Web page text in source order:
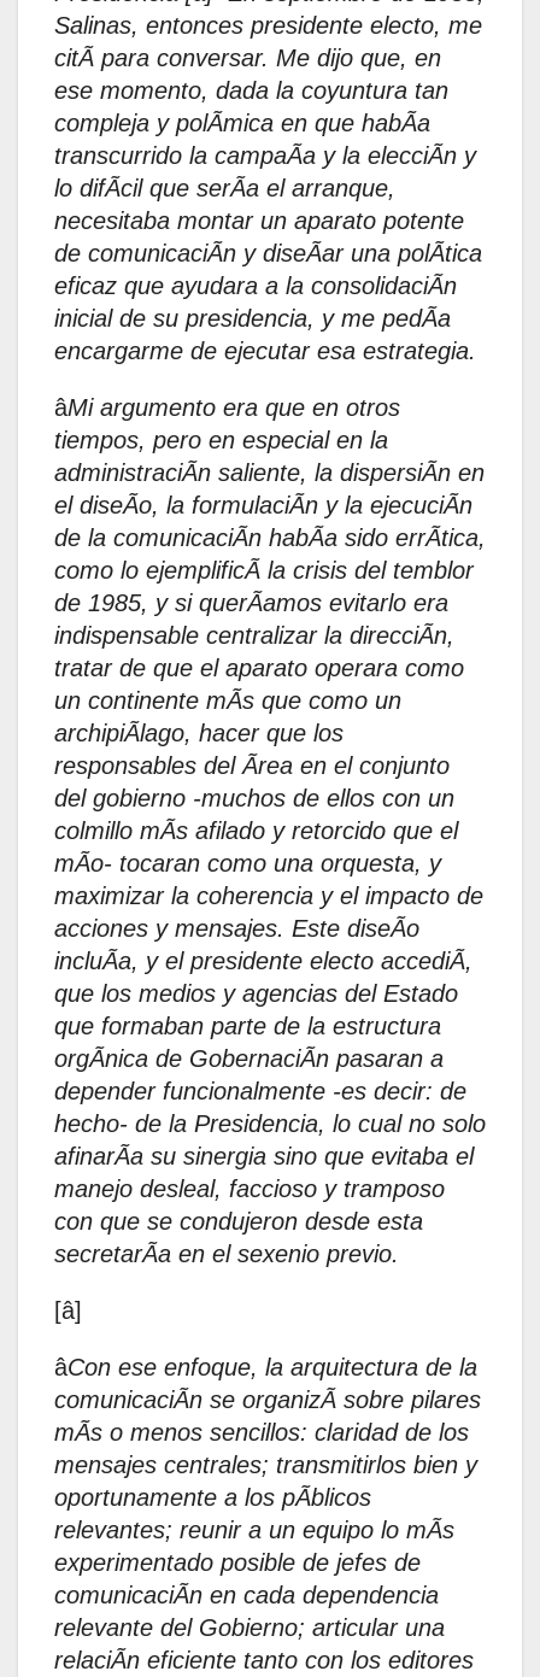
Salinas, entonces presidente electo, me
citÃ para conversar. Me dijo que, en
ese momento, dada la coyuntura tan
compleja y polÃmica en que habÃa
transcurrido la campaÃa y la elecciÃn y
lo difÃcil que serÃa el arranque,
necesitaba montar un aparato potente
de comunicaciÃn y diseÃar una polÃtica
eficaz que ayudara a la consolidaciÃn
inicial de su presidencia, y me pedÃa
encargarme de ejecutar esa estrategia.
âMi argumento era que en otros
tiempos, pero en especial en la
administraciÃn saliente, la dispersiÃn en
el diseÃo, la formulaciÃn y la ejecuciÃn
de la comunicaciÃn habÃa sido errÃtica,
como lo ejemplificÃ la crisis del temblor
de 1985, y si querÃamos evitarlo era
indispensable centralizar la direcciÃn,
tratar de que el aparato operara como
un continente mÃs que como un
archipiÃlago, hacer que los
responsables del Ãrea en el conjunto
del gobierno -muchos de ellos con un
colmillo mÃs afilado y retorcido que el
mÃo- tocaran como una orquesta, y
maximizar la coherencia y el impacto de
acciones y mensajes. Este diseÃo
incluÃa, y el presidente electo accediÃ,
que los medios y agencias del Estado
que formaban parte de la estructura
orgÃnica de GobernaciÃn pasaran a
depender funcionalmente -es decir: de
hecho- de la Presidencia, lo cual no solo
afinarÃa su sinergia sino que evitaba el
manejo desleal, faccioso y tramposo
con que se condujeron desde esta
secretarÃa en el sexenio previo.
[â]
âCon ese enfoque, la arquitectura de la
comunicaciÃn se organizÃ sobre pilares
mÃs o menos sencillos: claridad de los
mensajes centrales; transmitirlos bien y
oportunamente a los pÃblicos
relevantes; reunir a un equipo lo mÃs
experimentado posible de jefes de
comunicaciÃn en cada dependencia
relevante del Gobierno; articular una
relaciÃn eficiente tanto con los editores